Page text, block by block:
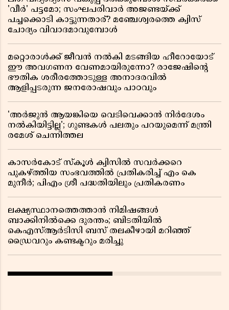
'വീർ' പട്ടമോ; സംഘപരിവാർ അജണ്ടയ്ക്ക്
പച്ചക്കൊടി കാട്ടുന്നതാര്? മഞ്ചേശ്വരത്തെ ക്വിസ്
ചോദ്യം വിവാദമാവുമ്പോൾ
മറ്റൊരാൾക്ക് ജീവൻ നൽകി മടങ്ങിയ ഹീറോയോട്
ഈ അവഗണന വേണമായിരുന്നോ? രാജേഷിൻ്റെ
ഭൗതിക ശരീരത്തോടുള്ള അനാദരവിൽ
ആളിപ്പടരുന്ന ജനരോഷവും പാഠവും
'അർജുൻ ആയങ്കിയെ വെടിവെക്കാൻ നിർദേശം
നൽകിയിട്ടില്ല'; ഗുണ്ടകൾ പലതും പറയുമെന്ന് മന്ത്രി
രമേശ് ചെന്നിത്തല
കാസർകോട് സ്കൂൾ ക്വിസിൽ സവർക്കറെ
പുകഴ്ത്തിയ സംഭവത്തിൽ പ്രതികരിച്ച് എം കെ
മുനീർ; പിഎം ശ്രീ പദ്ധതിയിലും പ്രതികരണം
ലക്ഷ്യസ്ഥാനത്തെത്താൻ നിമിഷങ്ങൾ
ബാക്കിനിൽക്കെ ദുരന്തം; ബിടതിയിൽ
കെഎസ്ആർടിസി ബസ് തലകീഴായി മറിഞ്ഞ്
ഡ്രൈവറും കണ്ടക്ടറും മരിച്ചു